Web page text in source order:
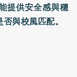
提供安全感與穩
與校風匹配。